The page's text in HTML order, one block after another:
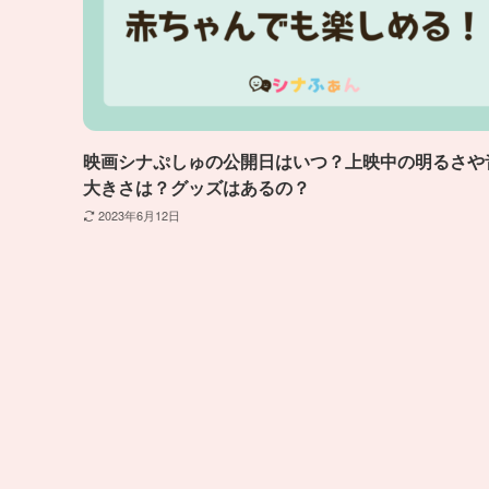
映画シナぷしゅの公開日はいつ？上映中の明るさ
大きさは？グッズはあるの？
2023年6月12日